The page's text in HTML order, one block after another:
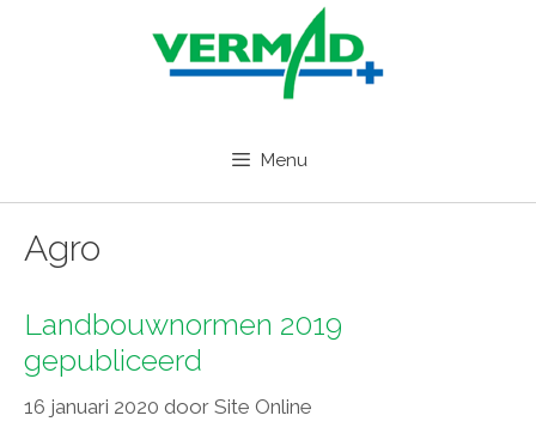
Menu
Agro
Landbouwnormen 2019
gepubliceerd
16 januari 2020 door Site Online